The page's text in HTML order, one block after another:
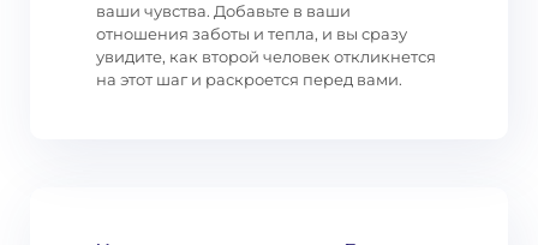
ваши чувства. Добавьте в ваши
отношения заботы и тепла, и вы сразу
увидите, как второй человек откликнется
на этот шаг и раскроется перед вами.